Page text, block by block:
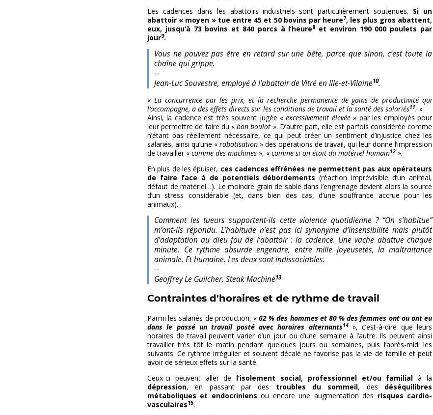
Les cadences dans les abattoirs industriels sont particulièrement soutenues. Si un
abattoir « moyen » tue entre 45 et 50 bovins par heure7, les plus gros abattent,
eux, jusqu’à 73 bovins et 840 porcs à l’heure8 et environ 190 000 poulets par
jour9.
Vous ne pouvez pas être en retard sur une bête, parce que sinon, c’est toute la
chaîne qui grippe.
--
Jean-Luc Souvestre, employé à l’abattoir de Vitré en Ille-et-Vilaine10.
« La concurrence par les prix, et la recherche permanente de gains de productivité qui
l’accompagne, a des effets directs sur les conditions de travail et la santé des salariés11. »
Ainsi, la cadence est très souvent jugée «excessivement élevée» par les employés pour
leur permettre de faire du «bon boulot ». D’autre part, elle est parfois considérée comme
n’étant pas réellement nécessaire, ce qui peut créer un sentiment d’injustice chez les
salariés, ainsi qu’une « robotisation » des opérations de travail, qui leur donne l’impression
de travailler « comme des machines », « comme si on était du matériel humain12 ».
En plus de les épuiser, ces cadences effrénées ne permettent pas aux opérateurs
de faire face à de potentiels débordements (réaction imprévisible d’un animal,
défaut de matériel…). Le moindre grain de sable dans l’engrenage devient alors la source
d’un stress considérable (et, dans bien des cas, d’une souffrance accrue pour les
animaux).
Comment les tueurs supportent-ils cette violence quotidienne ? “On s’habitue”
m’ont-ils répondu. L’habitude n’est pas ici synonyme d’insensibilité mais plutôt
d’adaptation au dieu fou de l’abattoir : la cadence. Une vache abattue chaque
minute. Ce rythme absurde engendre, entre mille joyeusetés, la maltraitance
animale. Et humaine. Les deux sont indissociables.
--
Geoffrey Le Guilcher, Steak Machine13
Contraintes d'horaires et de rythme de travail
Parmi les salariés de production, « 62 % des hommes et 80 % des femmes ont ou ont eu
dans le passé un travail posté avec horaires alternants14», c’est-à-dire que leurs
horaires de travail peuvent varier d’un jour ou d’une semaine à l’autre. Ils peuvent ainsi
travailler très tôt le matin pendant quelques jours ou semaines, puis l’après-midi les
suivants. Ce rythme irrégulier et souvent décalé ne favorise pas la vie de famille et peut
avoir de sérieux effets sur la santé.
Ceux-ci peuvent aller de l’isolement social, professionnel et/ou familial à la
dépression, en passant par des troubles du sommeil, des déséquilibres
métaboliques et endocriniens ou encore une augmentation des risques cardio-
vasculaires15.